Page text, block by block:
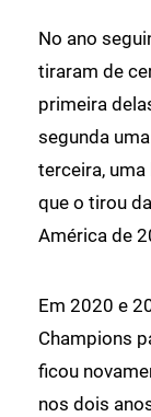
No ano
tiraram de
primeira
segunda
terceira,
que o tirou
América de
Em 2020 e
Champions
ficou
nos dois